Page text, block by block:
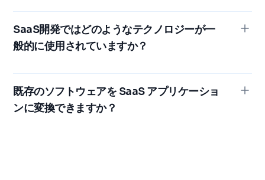
SaaS アプリケーションの開発スケジュールは、プロジ
ェクトの複雑さ、必要な機能、開発チームのリソースに
よって異なります。通常、計画、設計、開発、テスト、
デプロイなど複数の段階があり、まとめると数か月から
SaaS開発ではどのようなテクノロジーが一
般的に使用されていますか？
SaaS開発では、多くの場合、サービスとしてのインフ
ラストラクチャ（IaaS）やサービスとしてのプラットフ
ォーム（PaaS）プロバイダーなどのクラウドコンピュー
ティングテクノロジーが利用されます。さらに、SaaS
既存のソフトウェアを SaaS アプリケーショ
ンに変換できますか？